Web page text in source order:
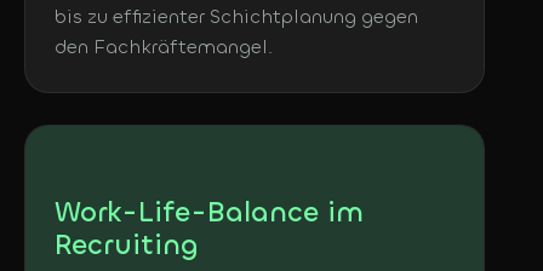
bis zu effizienter Schichtplanung gegen
den Fachkräftemangel.
Work-Life-Balance im
Recruiting